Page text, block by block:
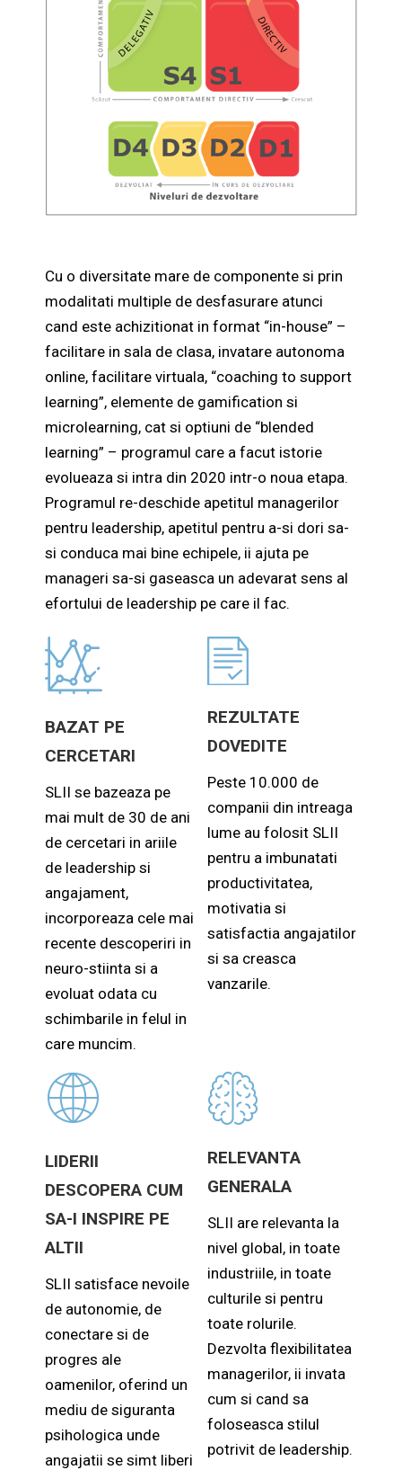
Cu o diversitate mare de componente si prin
modalitati multiple de desfasurare atunci
cand este achizitionat in format “in-house” –
facilitare in sala de clasa, invatare autonoma
online, facilitare virtuala, “coaching to support
learning”, elemente de gamification si
microlearning, cat si optiuni de “blended
learning” – programul care a facut istorie
evolueaza si intra din 2020 intr-o noua etapa.
Programul re-deschide apetitul managerilor
pentru leadership, apetitul pentru a-si dori sa-
si conduca mai bine echipele, ii ajuta pe
manageri sa-si gaseasca un adevarat sens al
efortului de leadership pe care il fac.
BAZAT PE
CERCETARI
SLII se bazeaza pe
mai mult de 30 de ani
de cercetari in ariile
de leadership si
angajament,
incorporeaza cele mai
recente descoperiri in
neuro-stiinta si a
evoluat odata cu
schimbarile in felul in
care muncim.
REZULTATE
DOVEDITE
Peste 10.000 de
companii din intreaga
lume au folosit SLII
pentru a imbunatati
productivitatea,
motivatia si
satisfactia angajatilor
si sa creasca
vanzarile.
LIDERII
DESCOPERA CUM
SA-I INSPIRE PE
ALTII
SLII satisface nevoile
de autonomie, de
conectare si de
progres ale
oamenilor, oferind un
mediu de siguranta
psihologica unde
angajatii se simt liberi
RELEVANTA
GENERALA
SLII are relevanta la
nivel global, in toate
industriile, in toate
culturile si pentru
toate rolurile.
Dezvolta flexibilitatea
managerilor, ii invata
cum si cand sa
foloseasca stilul
potrivit de leadership.